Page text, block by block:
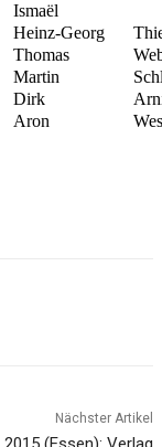
Ismaël
Heinz-Georg
Thomas
Martin
Dirk
Aron
Nächster Artikel